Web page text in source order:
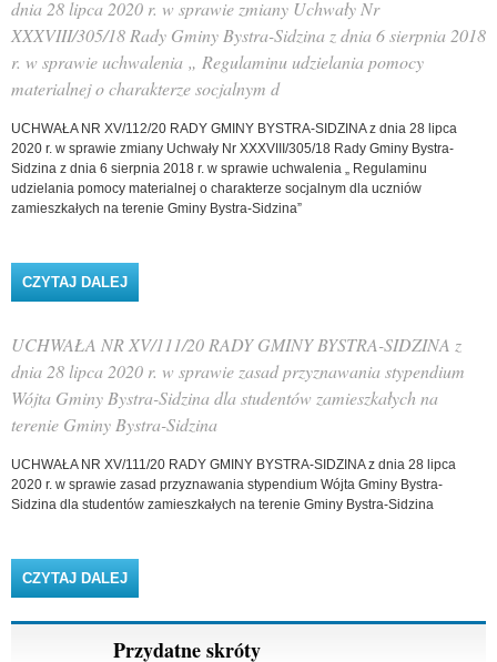
PRZEDSZKOLNYCH PRACUJĄCYCH Z GRUPAMI
OBEJMUJĄCYMI DZIECI 6-LETNIE I DZIEC
dnia 28 lipca 2020 r. w sprawie zmiany Uchwały Nr
XXXVIII/305/18 Rady Gminy Bystra-Sidzina z dnia 6 sierpnia 2018
r. w sprawie uchwalenia „ Regulaminu udzielania pomocy
materialnej o charakterze socjalnym d
UCHWAŁA NR XV/112/20 RADY GMINY BYSTRA-SIDZINA z dnia 28 lipca
2020 r. w sprawie zmiany Uchwały Nr XXXVIII/305/18 Rady Gminy Bystra-
Sidzina z dnia 6 sierpnia 2018 r. w sprawie uchwalenia „ Regulaminu
udzielania pomocy materialnej o charakterze socjalnym dla uczniów
zamieszkałych na terenie Gminy Bystra-Sidzina”
CZYTAJ DALEJ
BYSTRA-SIDZINA Z DNIA 28 LIPCA 2020 R. W
2018 R. W SPRAWIE UCHWALENIA „ REGULAMINU
UDZIELANIA POMOCY MATERIALNEJ O
CHARAKTERZE SOCJALNYM D
UCHWAŁA NR XV/111/20 RADY GMINY BYSTRA-SIDZINA z
dnia 28 lipca 2020 r. w sprawie zasad przyznawania stypendium
Wójta Gminy Bystra-Sidzina dla studentów zamieszkałych na
terenie Gminy Bystra-Sidzina
UCHWAŁA NR XV/111/20 RADY GMINY BYSTRA-SIDZINA z dnia 28 lipca
2020 r. w sprawie zasad przyznawania stypendium Wójta Gminy Bystra-
Sidzina dla studentów zamieszkałych na terenie Gminy Bystra-Sidzina
CZYTAJ DALEJ
BYSTRA-SIDZINA Z DNIA 28 LIPCA 2020 R. W
WÓJTA GMINY BYSTRA-SIDZINA DLA STUDENTÓW
ZAMIESZKAŁYCH NA TERENIE GMINY BYSTRA-
Przydatne skróty